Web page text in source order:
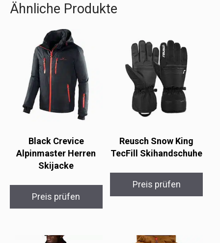
Ähnliche Produkte
Black Crevice
Alpinmaster Herren
Skijacke
Preis prüfen
Reusch Snow King
TecFill Skihandschuhe
Preis prüfen